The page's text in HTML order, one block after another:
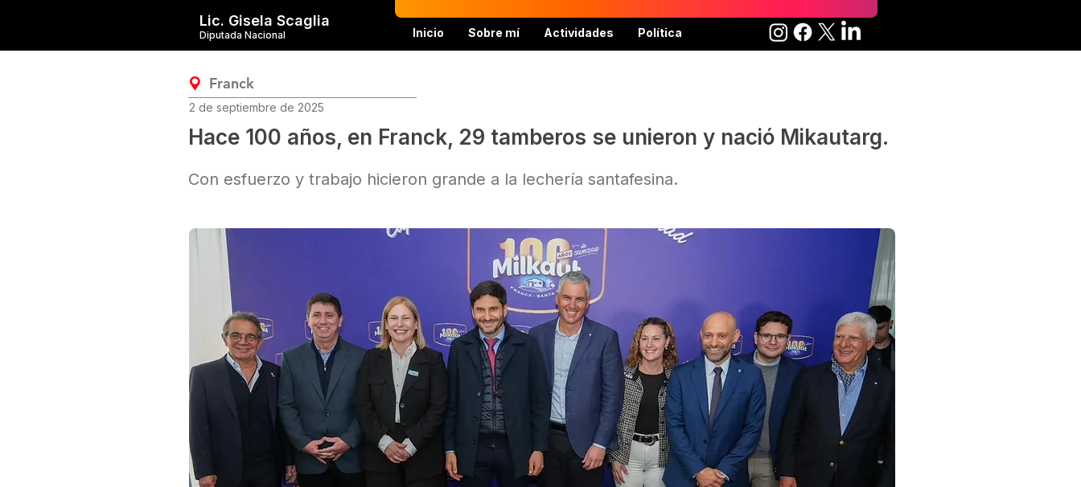
Diputada Nacional
Lic. Gisela Scaglia
Inicio Sobre mí Actividades Política
Franck
2 de septiembre de 2025
Hace 100 años, en Franck, 29 tamberos se unieron y nació Mikautarg.
Con esfuerzo y trabajo hicieron grande a la lechería santafesina.